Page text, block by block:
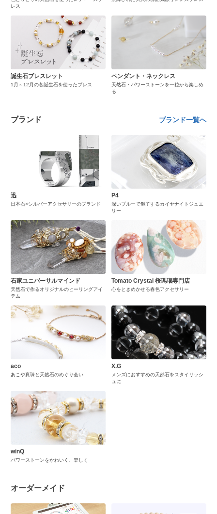
レス
誕生石ブレスレット
1月～12月の各誕生石を使ったブレス
ペンダント・ネックレス
天然石・パワーストーンを一粒から楽しめ
る
ブランド ブランド一覧へ
迅
日本石×シルバーアクセサリーのブランド
P4
深いブルーで魅了するカイヤナイトジュエ
リー
石家ユニバーサルマインド
天然石で作るオリジナルのヒーリングアイ
テム
Tomato Crystal 桜瑪瑙専門店
心をときめかせる春色アクセサリー
aco
あこや真珠と天然石のめぐり会い
X.G
メンズにおすすめの天然石をスタイリッシ
ュに
winQ
パワーストーンをかわいく、楽しく
オーダーメイド